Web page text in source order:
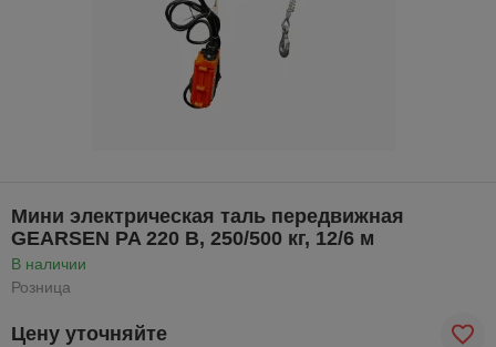
Мини электрическая таль передвижная
GEARSEN PA 220 В, 250/500 кг, 12/6 м
В наличии
Розница
Цену уточняйте